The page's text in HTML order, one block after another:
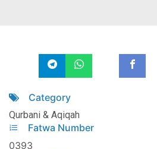
Category
Qurbani & Aqiqah
Fatwa Number
0393